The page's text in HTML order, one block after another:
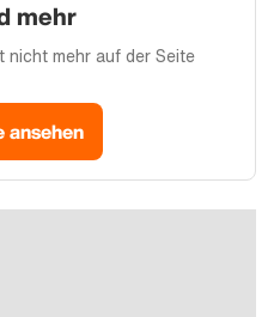
mehr
nicht mehr auf der Seite
ansehen